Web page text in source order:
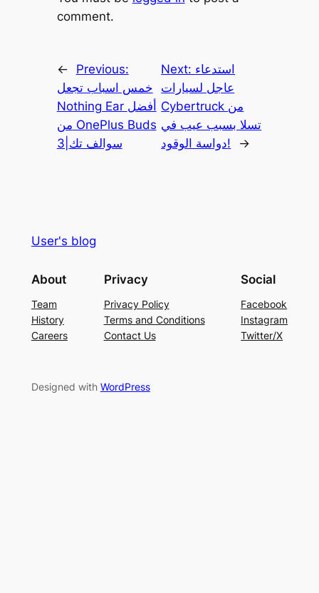
comment.
←
Previous:
خمس اسباب تجعل
Nothing Ear أفضل
من OnePlus Buds
3|سوالف تك
Next: استدعاء
عاجل لسيارات
Cybertruck من
تسلا بسبب عيب في
دواسة الوقود!
→
User's blog
About
Team
History
Careers
Privacy
Privacy Policy
Terms and Conditions
Contact Us
Social
Facebook
Instagram
Twitter/X
Designed with WordPress